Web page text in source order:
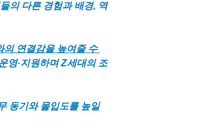
의 다른 경험과 배경, 역
의 연결감을 높여줄 수
영·지원하며 Z세대의 조
동기와 몰입도를 높일